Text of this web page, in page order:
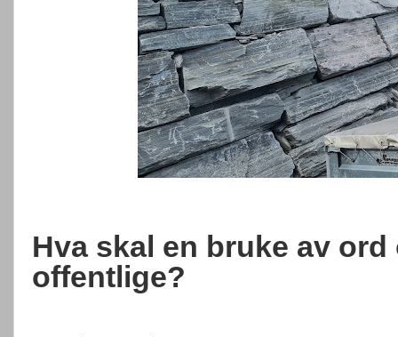
Hva skal en bruke av
offentlige?